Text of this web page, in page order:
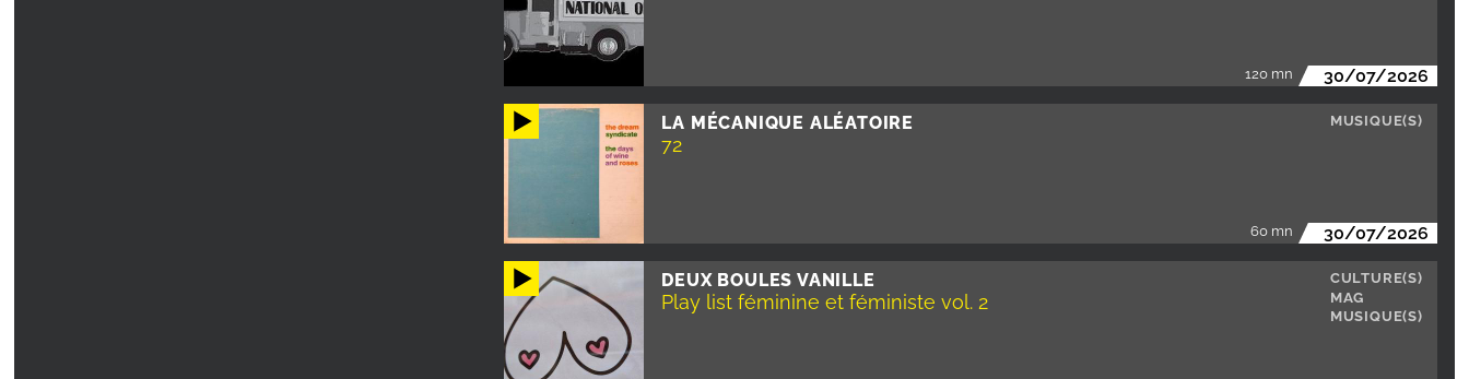
120 mn 30/07/2026
LA MÉCANIQUE ALÉATOIRE
72
MUSIQUE(S)
60 mn 30/07/2026
DEUX BOULES VANILLE
Play list féminine et féministe vol. 2
CULTURE(S)
MAG
MUSIQUE(S)